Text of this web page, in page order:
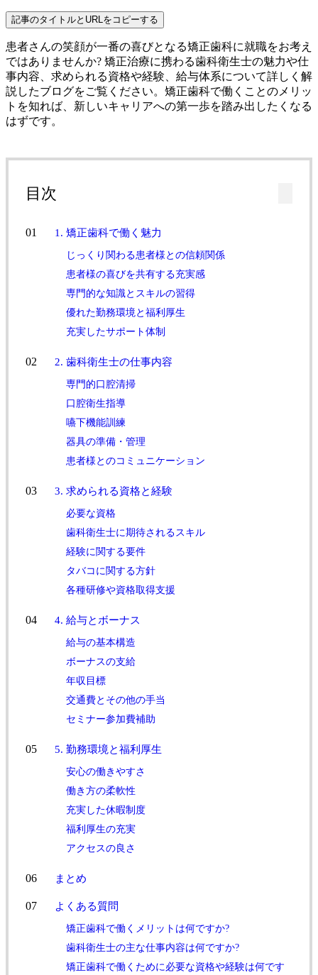
記事のタイトルとURLをコピーする
患者さんの笑顔が一番の喜びとなる矯正歯科に就職をお考え
ではありませんか? 矯正治療に携わる歯科衛生士の魅力や仕
事内容、求められる資格や経験、給与体系について詳しく解
説したブログをご覧ください。矯正歯科で働くことのメリッ
トを知れば、新しいキャリアへの第一歩を踏み出したくなる
はずです。
目次
1. 矯正歯科で働く魅力
じっくり関わる患者様との信頼関係
患者様の喜びを共有する充実感
専門的な知識とスキルの習得
優れた勤務環境と福利厚生
充実したサポート体制
2. 歯科衛生士の仕事内容
専門的口腔清掃
口腔衛生指導
嚥下機能訓練
器具の準備・管理
患者様とのコミュニケーション
3. 求められる資格と経験
必要な資格
歯科衛生士に期待されるスキル
経験に関する要件
タバコに関する方針
各種研修や資格取得支援
4. 給与とボーナス
給与の基本構造
ボーナスの支給
年収目標
交通費とその他の手当
セミナー参加費補助
5. 勤務環境と福利厚生
安心の働きやすさ
働き方の柔軟性
充実した休暇制度
福利厚生の充実
アクセスの良さ
まとめ
よくある質問
矯正歯科で働くメリットは何ですか?
歯科衛生士の主な仕事内容は何ですか?
矯正歯科で働くために必要な資格や経験は何です